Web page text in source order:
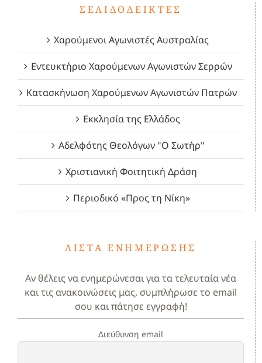
ΣΕΛΙΔΟΔΕΊΚΤΕΣ
Χαρούμενοι Αγωνιστές Αυστραλίας
Εντευκτήριο Χαρούμενων Αγωνιστών Σερρών
Κατασκήνωση Χαρούμενων Αγωνιστών Πατρών
Εκκλησία της Ελλάδος
Αδελφότης Θεολόγων "Ο Σωτήρ"
Χριστιανική Φοιτητική Δράση
Περιοδικό «Προς τη Νίκη»
ΛΊΣΤΑ ΕΝΗΜΈΡΩΣΗΣ
Αν θέλεις να ενημερώνεσαι για τα τελευταία νέα
και τις ανακοινώσεις μας, συμπλήρωσε το email
σου και πάτησε εγγραφή!
Διεύθυνση email